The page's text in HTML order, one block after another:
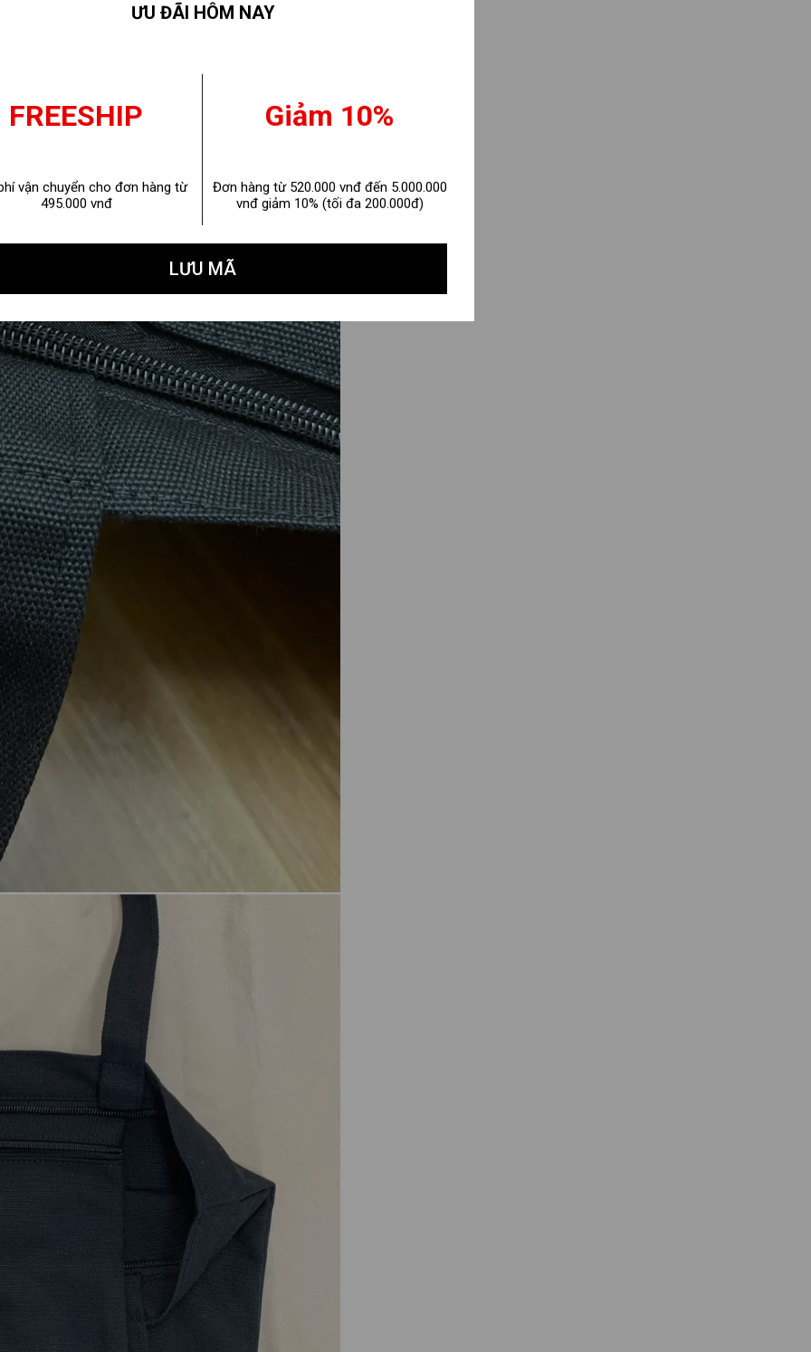
ƯU ĐÃI HÔM NAY
FREESHIP
vận chuyển cho đơn hàng từ
495.000 vnđ
Giảm 10%
Đơn hàng từ 520.000 vnđ đến 5.000.000
vnđ giảm 10% (tối đa 200.000đ)
LƯU MÃ